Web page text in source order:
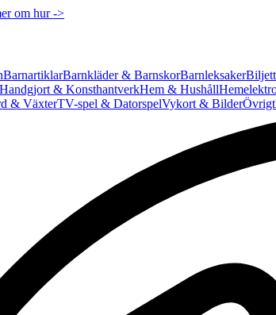
om hur ->
BarnartiklarBarnkläder & BarnskorBarnleksaker
Handgjort & KonsthantverkHem & Hushåll
& VäxterTV-spel & DatorspelVykort & BilderÖvrigt